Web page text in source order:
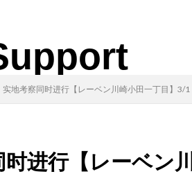
实地考察同时进行【レーベン川崎小田一丁目】3/1
时进行【レーベン